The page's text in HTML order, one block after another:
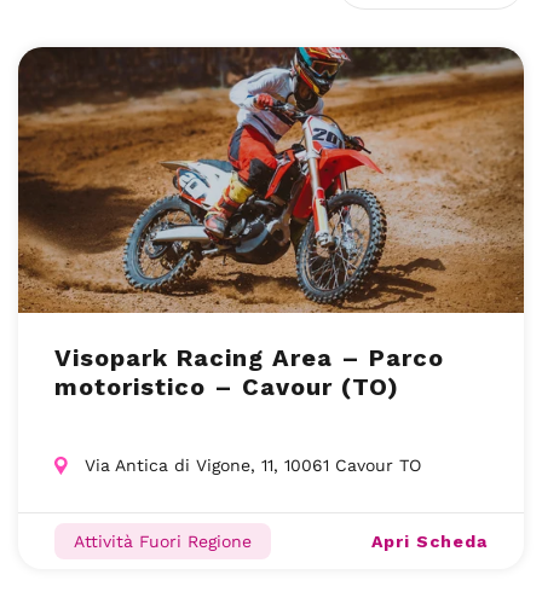
Visopark Racing Area – Parco
motoristico – Cavour (TO)
Via Antica di Vigone, 11, 10061 Cavour TO
Attività Fuori Regione Apri Scheda